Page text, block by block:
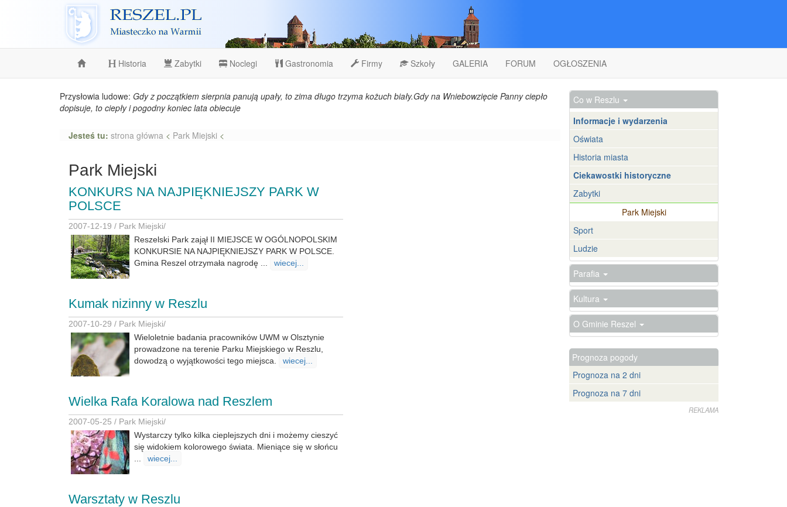
Reszel
Historia Zabytki Noclegi Gastronomia Firmy Szkoły GALERIA FORUM OGŁOSZENIA
Przysłowia ludowe: Gdy z początkiem sierpnia panują upały, to zima długo trzyma kożuch biały.Gdy na Wniebowzięcie Panny ciepło
dopisuje, to ciepły i pogodny koniec lata obiecuje
Jesteś tu: strona główna < Park Miejski <
Park Miejski
KONKURS NA NAJPIĘKNIEJSZY PARK W
POLSCE
2007-12-19 / Park Miejski/
Reszelski Park zajął II MIEJSCE W OGÓLNOPOLSKIM
KONKURSIE NA NAJPIĘKNIEJSZY PARK W POLSCE.
Gmina Reszel otrzymała nagrodę ...
wiecej...
Kumak nizinny w Reszlu
2007-10-29 / Park Miejski/
Wieloletnie badania pracowników UWM w Olsztynie
prowadzone na terenie Parku Miejskiego w Reszlu,
dowodzą o wyjątkowości tego miejsca.
wiecej...
Wielka Rafa Koralowa nad Reszlem
2007-05-25 / Park Miejski/
Wystarczy tylko kilka cieplejszych dni i możemy cieszyć
się widokiem kolorowego świata. Mieniące się w słońcu
wiecej...
Warsztaty w Reszlu
Co w Reszlu
Informacje i wydarzenia
Oświata
Historia miasta
Ciekawostki historyczne
Zabytki
Park Miejski
Sport
Ludzie
Parafia
Kultura
O Gminie Reszel
Prognoza pogody
Prognoza na 2 dni
Prognoza na 7 dni
REKLAMA